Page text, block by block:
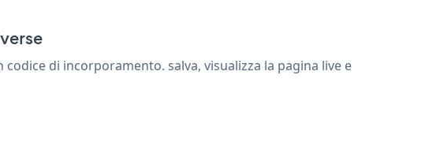
di incorporamento. salva, visualizza la pagina live e